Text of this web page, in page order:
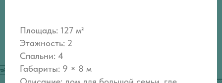
Площадь: 127 м²
Этажность: 2
Спальни: 4
Габариты: 9 × 8 м